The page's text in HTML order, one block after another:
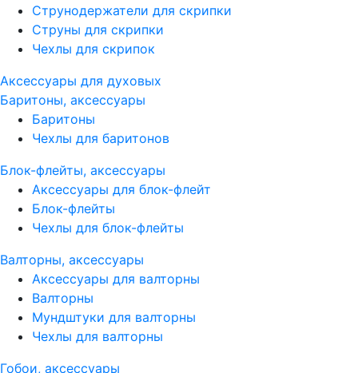
Струнодержатели для скрипки
Струны для скрипки
Чехлы для скрипок
Аксессуары для духовых
Баритоны, аксессуары
Баритоны
Чехлы для баритонов
Блок-флейты, аксессуары
Аксессуары для блок-флейт
Блок-флейты
Чехлы для блок-флейты
Валторны, аксессуары
Аксессуары для валторны
Валторны
Мундштуки для валторны
Чехлы для валторны
Гобои, аксессуары